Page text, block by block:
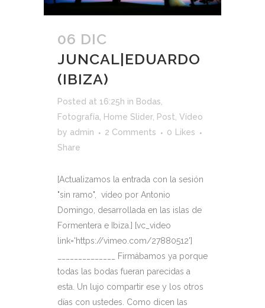
06 DIC
JUNCAL|EDUARDO
(IBIZA)
Posted at 16:25h in Bodas,
Fotografía, Home Slider, Post, Vídeo
by admin 2 Comments 0 Likes
Share
[Actualizamos la entrada con la sesión
"sin ramo", vídeo por Antonio
Domingo, desarrollada en las islas de
Formentera e Ibiza.] [vc_video
link='https://vimeo.com/27880512']
______________ Firmábamos ya porque
todas las bodas fueran parecidas a
esta. Un lujo compartir ese y los otros
días con ustedes. Como dicen las